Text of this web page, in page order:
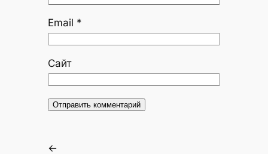
Email *
Сайт
←